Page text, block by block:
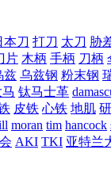
本刀 打刀 太刀 胁
片 木柄 手柄 刀柄
兹 乌兹钢 粉末钢
钛马士革
皮铁 心铁 地肌
moran tim hancock
AKI TKI 亚特兰